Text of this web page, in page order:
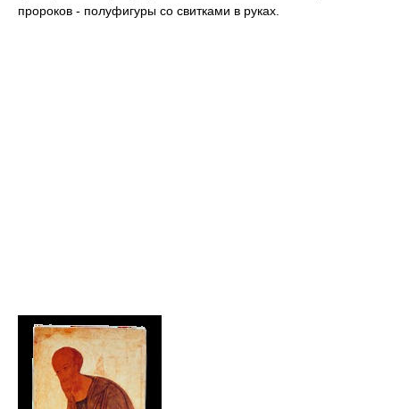
пророков - полуфигуры со свитками в руках.